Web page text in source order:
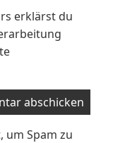
erklärst du
um Spam zu